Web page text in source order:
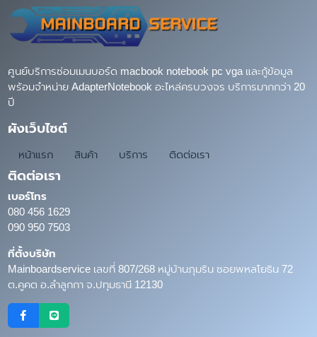
ศูนย์บริการซ่อมเมนบอร์ด macbook notebook pc vga และกู้ข้อมูล
พร้อมจำหน่าย AdapterNotebook อะไหล่ครบวงจร บริการมากกว่า 20
ปี
ผังเว็บไซต์
หน้าแรก สินค้า บริการ ติดต่อเรา
ติดต่อเรา
เบอร์โทร
080 456 1629
090 950 7503
ที่ตั้งบริษัท
Mainboardservice เลขที่ 807/268 หมู่บ้านภุมริน ซอยพหลโยธิน 72
ต.คูคต อ.ลำลูกกา จ.ปทุมธานี 12130